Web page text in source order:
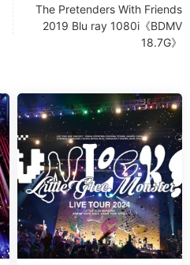
The Pretenders With Friends
2019 Blu ray 1080i《BDMV
18.7G》